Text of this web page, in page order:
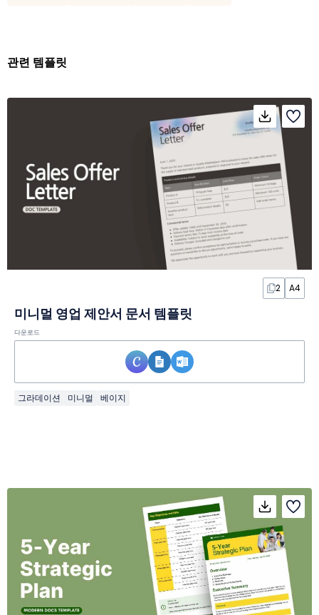
관련 템플릿
2 A4
미니멀 영업 제안서 문서 템플릿
다운로드
그라데이션 미니멀 베이지